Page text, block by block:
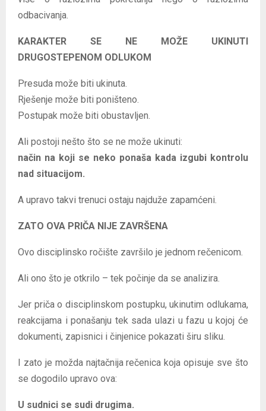
odbacivanja.
KARAKTER SE NE MOŽE UKINUTI
DRUGOSTEPENOM ODLUKOM
Presuda može biti ukinuta.
Rješenje može biti poništeno.
Postupak može biti obustavljen.
Ali postoji nešto što se ne može ukinuti:
način na koji se neko ponaša kada izgubi kontrolu
nad situacijom.
A upravo takvi trenuci ostaju najduže zapamćeni.
ZATO OVA PRIČA NIJE ZAVRŠENA
Ovo disciplinsko ročište završilo je jednom rečenicom.
Ali ono što je otkrilo – tek počinje da se analizira.
Jer priča o disciplinskom postupku, ukinutim odlukama,
reakcijama i ponašanju tek sada ulazi u fazu u kojoj će
dokumenti, zapisnici i činjenice pokazati širu sliku.
I zato je možda najtačnija rečenica koja opisuje sve što
se dogodilo upravo ova:
U sudnici se sudi drugima.